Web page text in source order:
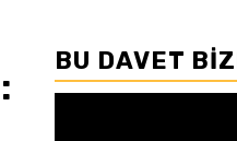
BU DAVET